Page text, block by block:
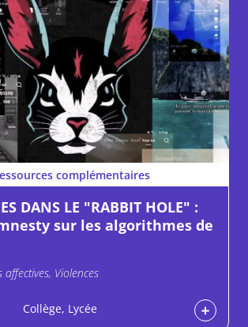
complémentaires
DANS LE "RABBIT HOLE" :
sur les algorithmes de
affectives, Violences
Collège, Lycée